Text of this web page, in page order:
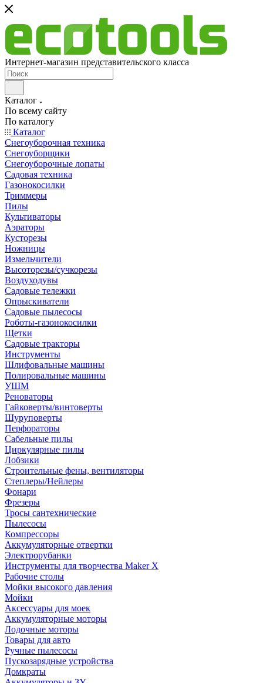
Интернет-магазин представительского класса
Каталог
По всему сайту
По каталогу
Каталог
Снегоуборочная техника
Снегоуборщики
Снегоуборочные лопаты
Садовая техника
Газонокосилки
Триммеры
Пилы
Культиваторы
Аэраторы
Кусторезы
Ножницы
Измельчители
Высоторезы/сучкорезы
Воздуходувы
Садовые тележки
Опрыскиватели
Садовые пылесосы
Роботы-газонокосилки
Щетки
Садовые тракторы
Инструменты
Шлифовальные машины
Полировальные машины
УШМ
Реноваторы
Гайковерты/винтоверты
Шуруповерты
Перфораторы
Сабельные пилы
Циркулярные пилы
Лобзики
Строительные фены, вентиляторы
Степлеры/Нейлеры
Фонари
Фрезеры
Тросы сантехнические
Пылесосы
Компрессоры
Аккумуляторные отвертки
Электрорубанки
Инструменты для творчества Maker X
Рабочие столы
Мойки высокого давления
Мойки
Аксессуары для моек
Аккумуляторные моторы
Лодочные моторы
Товары для авто
Ручные пылесосы
Пускозарядные устройства
Домкраты